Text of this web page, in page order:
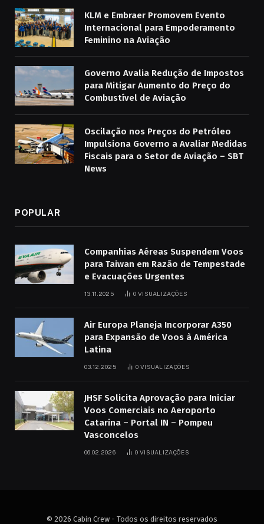
KLM e Embraer Promovem Evento
Internacional para Empoderamento
Feminino na Aviação
Governo Avalia Redução de Impostos
para Mitigar Aumento do Preço do
Combustível de Aviação
Oscilação nos Preços do Petróleo
Impulsiona Governo a Avaliar Medidas
Fiscais para o Setor de Aviação – SBT
News
POPULAR
Companhias Aéreas Suspendem Voos
para Taiwan em Razão de Tempestade
e Evacuações Urgentes
13.11.2025 0 VISUALIZAÇÕES
Air Europa Planeja Incorporar A350
para Expansão de Voos à América
Latina
03.12.2025 0 VISUALIZAÇÕES
JHSF Solicita Aprovação para Iniciar
Voos Comerciais no Aeroporto
Catarina – Portal IN – Pompeu
Vasconcelos
06.02.2026 0 VISUALIZAÇÕES
© 2026 Cabin Crew - Todos os direitos reservados